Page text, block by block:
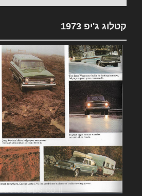
קטלוג ג'יפ 1973